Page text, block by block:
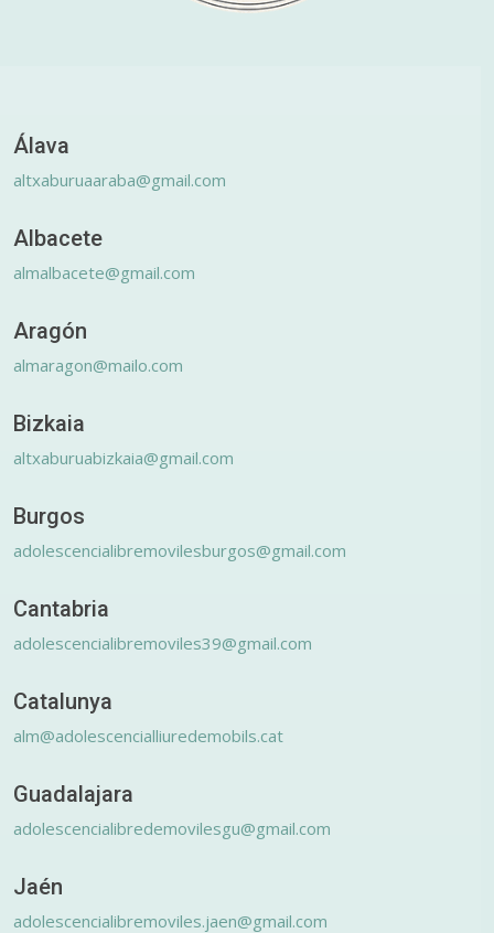
Álava
altxaburuaaraba@gmail.com
Albacete
almalbacete@gmail.com
Aragón
almaragon@mailo.com
Bizkaia
altxaburuabizkaia@gmail.com
Burgos
adolescencialibremovilesburgos@gmail.com
Cantabria
adolescencialibremoviles39@gmail.com
Catalunya
alm@adolescencialliuredemobils.cat
Guadalajara
adolescencialibredemovilesgu@gmail.com
Jaén
adolescencialibremoviles.jaen@gmail.com